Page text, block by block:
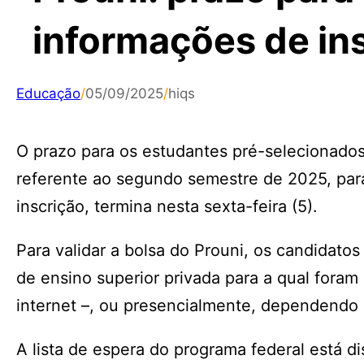
informações de
Educação/05/09/2025/hiqs
O prazo para os estudantes pré-
referente ao segundo semestre de 2025,
inscrição, termina nesta sexta-feira (5).
Para validar a bolsa do Prouni, os
de ensino superior privada para a qual
internet –, ou presencialmente,
A lista de espera do programa federal está